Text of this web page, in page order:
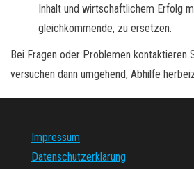
Inhalt und wirtschaftlichem Erfolg
gleichkommende, zu ersetzen.
Bei Fragen oder Problemen kontaktieren
versuchen dann umgehend, Abhilfe
Impressum
Datenschutzerklärung